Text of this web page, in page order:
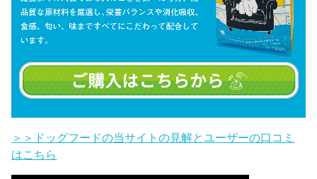
＞＞ドッグフードの当サイトの見解とユーザーの口コミ
はこちら